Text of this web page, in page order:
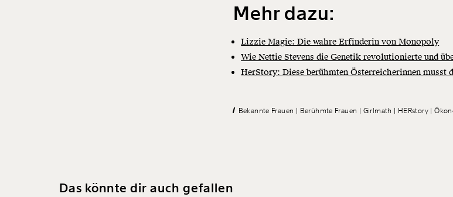
Mehr dazu:
Lizzie Magie: Die wahre Erfinderin von Monopoly
Wie Nettie Stevens die Genetik revolutionierte und
HerStory: Diese berühmten Österreicherinnen musst
Bekannte Frauen Berühmte Frauen Girlmath HERstory
Das könnte dir auch gefallen